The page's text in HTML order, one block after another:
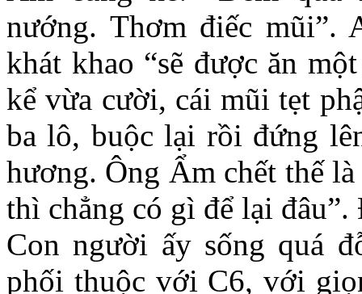
nướng. Thơm điếc mũi”.
khát khao “sẽ được ăn
kể vừa cười, cái mũi tẹt
ba lô, buộc lại rồi đứng
hương. Ông Ẩm chết thế
thì chẳng có gì để lại
Con người ấy sống quá
phối thuộc với C6, với